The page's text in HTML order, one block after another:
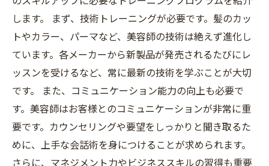
します。 まず、技術トレーニングが必要です。髪のカッ
トやカラー、パーマなど、美容師の技術は絶えず進化し
ています。各メーカーから新製品が発売されるたびにレ
ッスンを受けるなど、常に最新の技術を学ぶことが大切
です。 また、コミュニケーション能力の向上も必要で
す。美容師はお客様とのコミュニケーションが非常に重
要です。カウンセリングや要望をしっかりと聞き取るた
めに、上手な会話術を身につけることが求められます。
さらに、マネジメント力やビジネススキルの習得も重要